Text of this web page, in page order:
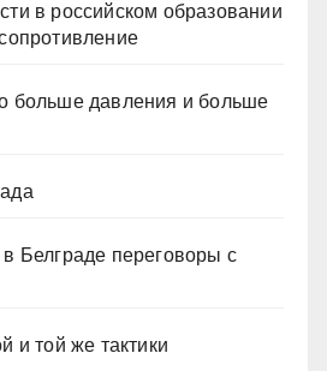
в российском образовании
больше давления и больше
Белграде переговоры с
и той же тактики